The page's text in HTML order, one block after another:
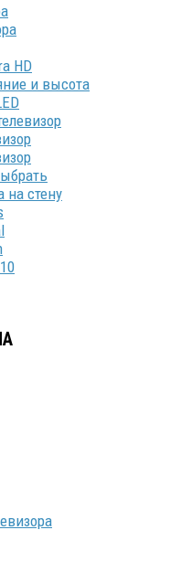
HD
и высота
на стену